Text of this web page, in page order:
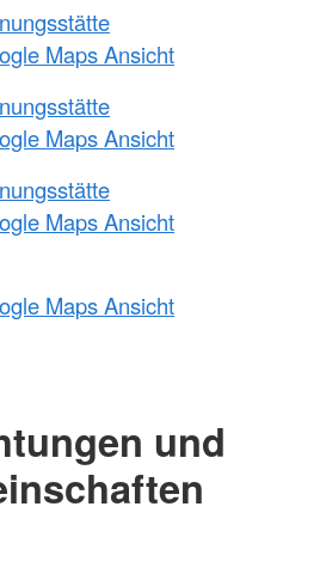
Maps Ansicht
Maps Ansicht
Maps Ansicht
Maps Ansicht
und